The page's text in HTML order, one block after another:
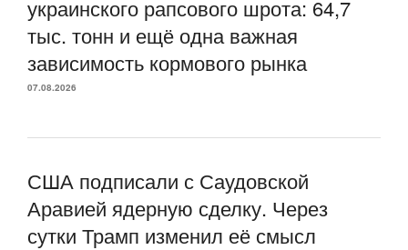
украинского рапсового шрота: 64,7
тыс. тонн и ещё одна важная
зависимость кормового рынка
07.08.2026
США подписали с Саудовской
Аравией ядерную сделку. Через
сутки Трамп изменил её смысл